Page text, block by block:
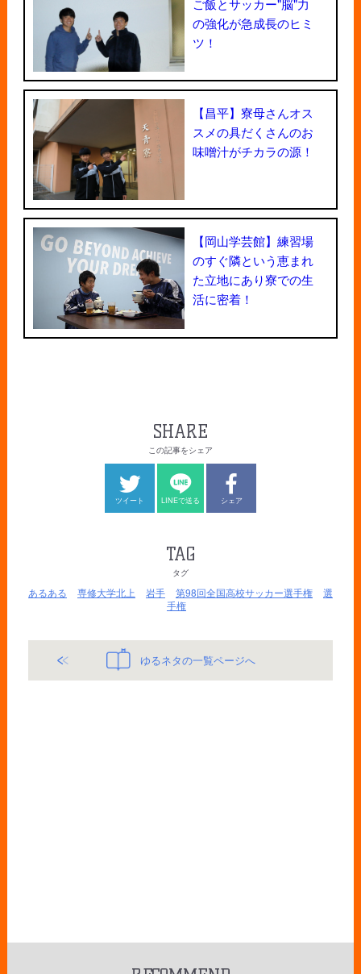
の強化が急成長のヒミ
ツ！
【昌平】寮母さんオス
スメの具だくさんのお
味噌汁がチカラの源！
【岡山学芸館】練習場
のすぐ隣という恵まれ
た立地にあり寮での生
活に密着！
SHARE
この記事をシェア
ツイート LINEで送る シェア
TAG
タグ
あるある 専修大学北上 岩手 第98回全国高校サッカー選手権
選
手権
ゆるネタの一覧ページへ